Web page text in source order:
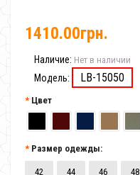
1410.00грн.
Наличие: Нет в наличии
Модель: LB-15050
Цвет
Размер одежды:
42 44 46 48